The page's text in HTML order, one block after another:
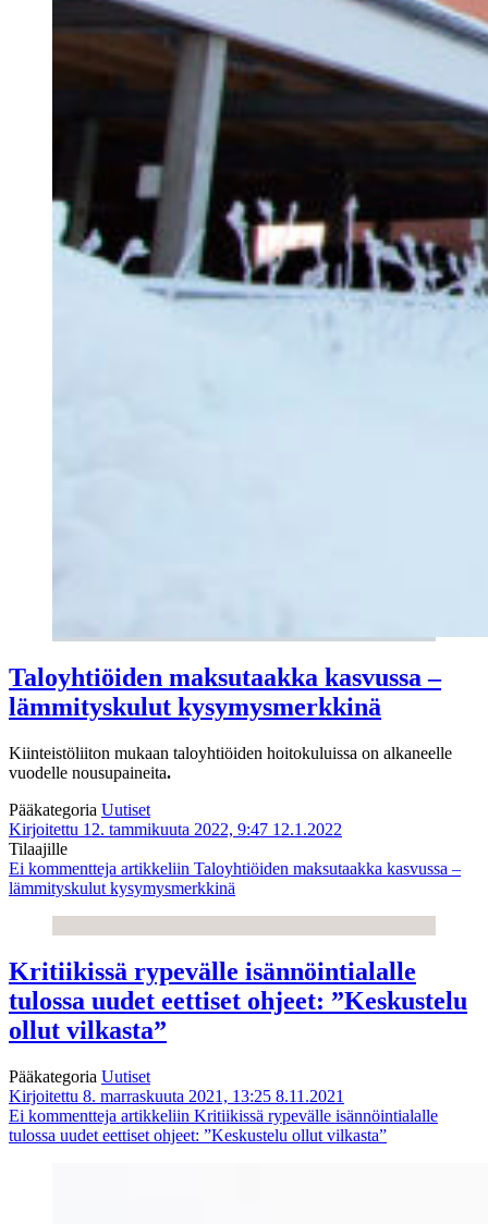
Taloyhtiöiden maksutaakka kasvussa –
lämmityskulut kysymysmerkkinä
Kiinteistöliiton mukaan taloyhtiöiden hoitokuluissa on alkaneelle
vuodelle nousupaineita.
Pääkategoria Uutiset
Kirjoitettu 12. tammikuuta 2022, 9:47 12.1.2022
Tilaajille
Ei kommentteja artikkeliin Taloyhtiöiden maksutaakka kasvussa –
lämmityskulut kysymysmerkkinä
Kritiikissä rypevälle isännöintialalle
tulossa uudet eettiset ohjeet: ”Keskustelu
ollut vilkasta”
Pääkategoria Uutiset
Kirjoitettu 8. marraskuuta 2021, 13:25 8.11.2021
Ei kommentteja artikkeliin Kritiikissä rypevälle isännöintialalle
tulossa uudet eettiset ohjeet: ”Keskustelu ollut vilkasta”